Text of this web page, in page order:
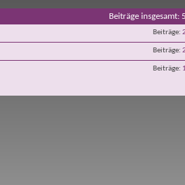
Beiträge insgesamt
Beiträge
Beiträge
Beiträge